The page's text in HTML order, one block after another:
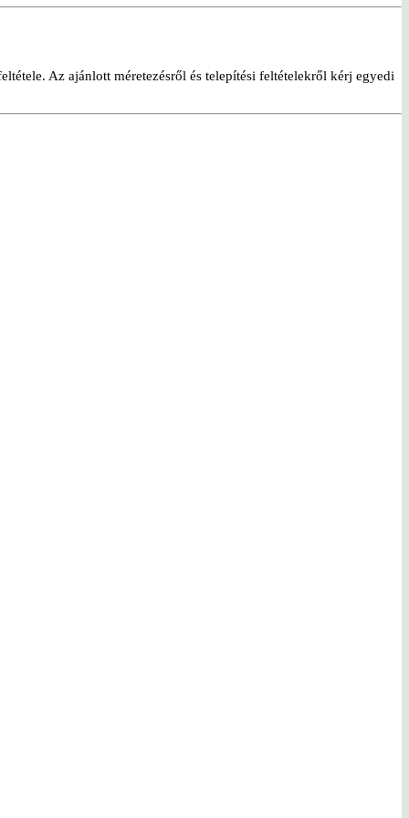
Az ajánlott méretezésről és telepítési feltételekről kérj egyedi